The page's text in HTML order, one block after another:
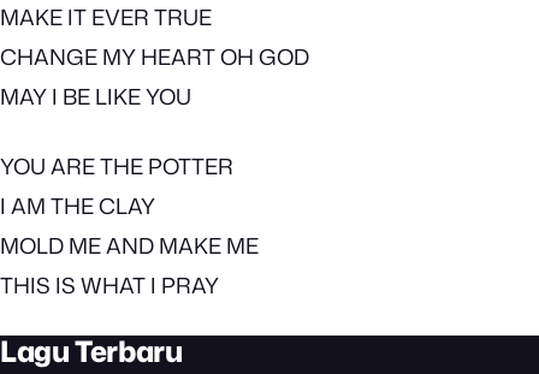
MAKE IT EVER TRUE
CHANGE MY HEART OH GOD
MAY I BE LIKE YOU
YOU ARE THE POTTER
I AM THE CLAY
MOLD ME AND MAKE ME
THIS IS WHAT I PRAY
Lagu Terbaru